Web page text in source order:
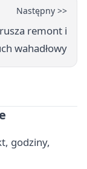
Następny >>
remont i
wahadłowy
godziny,